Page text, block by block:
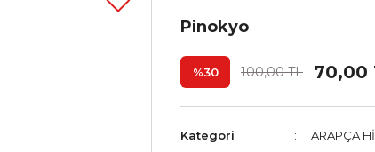
Pinokyo
%30 100,00 TL 70,00
Kategori
ARAPÇA